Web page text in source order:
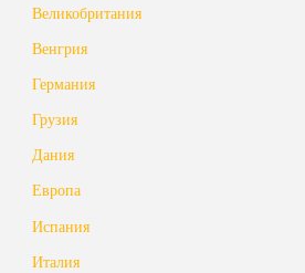
Великобритания
Венгрия
Германия
Грузия
Дания
Европа
Испания
Италия